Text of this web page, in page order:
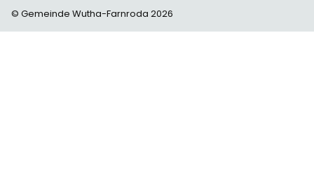
© Gemeinde Wutha-Farnroda 2026